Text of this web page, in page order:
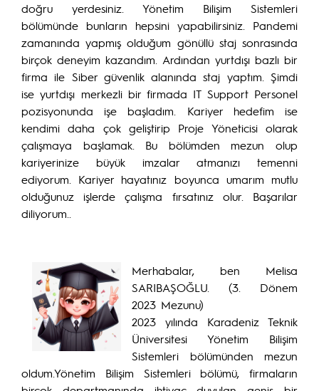
doğru yerdesiniz. Yönetim Bilişim Sistemleri
bölümünde bunların hepsini yapabilirsiniz. Pandemi
zamanında yapmış olduğum gönüllü staj sonrasında
birçok deneyim kazandım. Ardından yurtdışı bazlı bir
firma ile Siber güvenlik alanında staj yaptım. Şimdi
ise yurtdışı merkezli bir firmada IT Support Personel
pozisyonunda işe başladım. Kariyer hedefim ise
kendimi daha çok geliştirip Proje Yöneticisi olarak
çalışmaya başlamak. Bu bölümden mezun olup
kariyerinize büyük imzalar atmanızı temenni
ediyorum. Kariyer hayatınız boyunca umarım mutlu
olduğunuz işlerde çalışma fırsatınız olur. Başarılar
diliyorum..
Merhabalar, ben Melisa
SARIBAŞOĞLU. (3. Dönem
2023 Mezunu)
2023 yılında Karadeniz Teknik
Üniversitesi Yönetim Bilişim
Sistemleri bölümünden mezun
oldum.Yönetim Bilişim Sistemleri bölümü, firmaların